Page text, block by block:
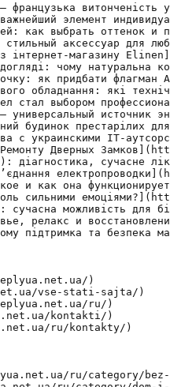
— французька
важнейший элемент
как выбрать
стильный аксессуар
з інтернет-магазину
догляді: чому
як придбати
обладнання: які
стал выбором
— универсальный
будинок
с украинскими IT-
Ремонту Дверных
діагностика,
и как она
сильними
сучасна можливість
релакс и
підтримка та
)
vse-stati-sajta/)
ru/)
kontakti/)
ru/kontakty/)
ru/category/